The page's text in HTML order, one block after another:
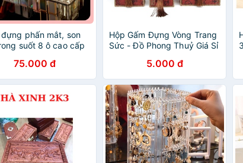
đựng phấn mắt, son
suốt 8 ô cao cấp
75.000 đ
Hộp Gấm Đựng Vòng Trang
Sức - Đồ Phong Thuỷ Giá Sỉ
5.000 đ